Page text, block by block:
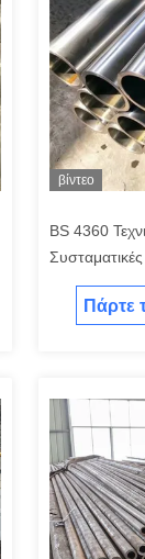
βίντεο
BS 4360
θερμής
Πάρτε